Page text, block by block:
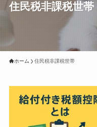
住民税非課税世帯
ホーム 住民税非課税世帯